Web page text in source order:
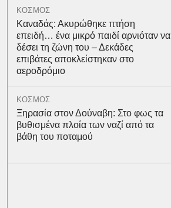
ΚΟΣΜΟΣ
Καναδάς: Ακυρώθηκε πτήση
επειδή… ένα μικρό παιδί αρνιόταν να
δέσει τη ζώνη του – Δεκάδες
επιβάτες αποκλείστηκαν στο
αεροδρόμιο
ΚΟΣΜΟΣ
Ξηρασία στον Δούναβη: Στο φως τα
βυθισμένα πλοία των ναζί από τα
βάθη του ποταμού